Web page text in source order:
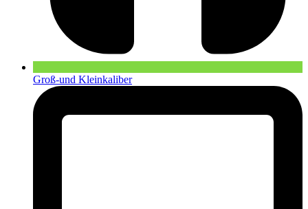
Groß-und Kleinkaliber